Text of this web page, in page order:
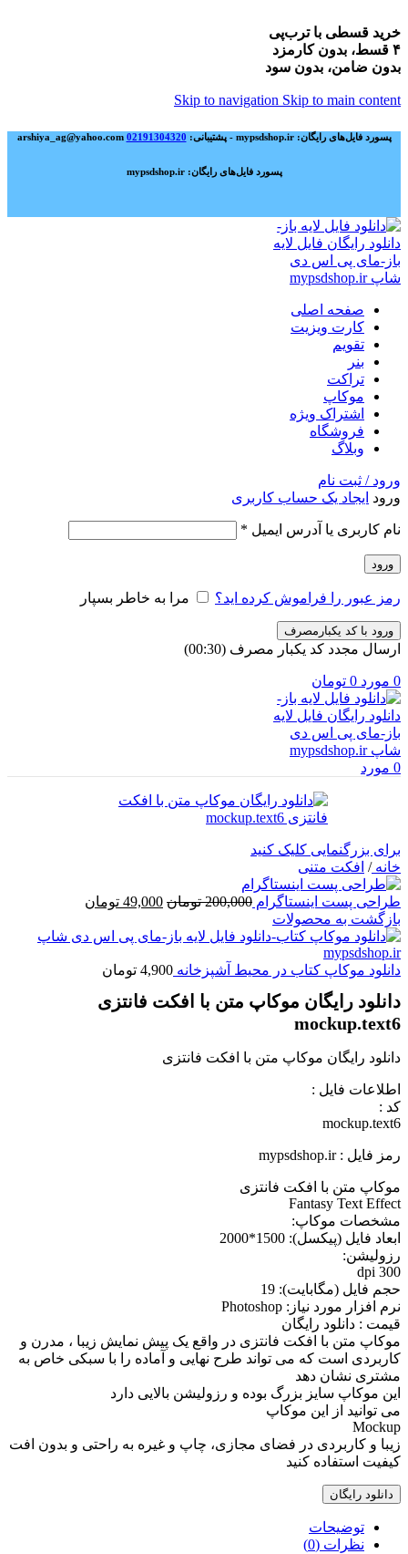
خرید قسطی با ترب‌پی
۴ قسط، بدون کارمزد
بدون ضامن، بدون سود
Skip to navigation Skip to main content
پسورد فایل‌های رایگان: mypsdshop.ir - پشتیبانی: arshiya_ag@yahoo.com 02191304320
پسورد فایل‌های رایگان: mypsdshop.ir
صفحه اصلی
کارت ویزیت
تقویم
بنر
تراکت
موکاپ
اشتراک ویژه
فروشگاه
وبلاگ
ورود / ثبت نام
ورود ایجاد یک حساب کاربری
نام کاربری یا آدرس ایمیل *
ورود
رمز عبور را فراموش کرده اید؟ مرا به خاطر بسپار
ورود با کد یکبارمصرف
ارسال مجدد کد یکبار مصرف (00:
30
)
0 مورد 0 تومان
0 مورد
برای بزرگنمایی کلیک کنید
خانه/ افکت متنی
طراحی پست اینستاگرام 200,000 تومان قیمت
200,000 تومان
49,000 تومان
49,000 تومان
بازگشت به محصولات
دانلود موکاپ کتاب در محیط آشپزخانه 4,900 تومان
دانلود رایگان موکاپ متن با افکت فانتزی
mockup.text6
دانلود رایگان موکاپ متن با افکت فانتزی
اطلاعات فايل :
کد :
mockup.text6
رمز فایل : mypsdshop.ir
موکاپ متن با افکت فانتزی
Fantasy Text Effect
مشخصات موکاپ:
ابعاد فايل (پيکسل): 1500*2000
رزوليشن:
300 dpi
حجم فايل (مگابايت): 19
نرم افزار مورد نياز: Photoshop
قیمت : دانلود رایگان
موکاپ متن با افکت فانتزی در واقع يک پيش نمايش زيبا ، مدرن و
کاربردی است که می تواند طرح نهایی و آماده را با سبکی خاص به
مشتری نشان دهد
اين موکاپ سايز بزرگ بوده و رزوليشن بالايی دارد
می توانيد از اين موکاپ
Mockup
زيبا و کاربردی در فضای مجازی، چاپ و غيره به راحتی و بدون افت
کيفيت استفاده کنيد
دانلود رایگان
توضیحات
نظرات (0)